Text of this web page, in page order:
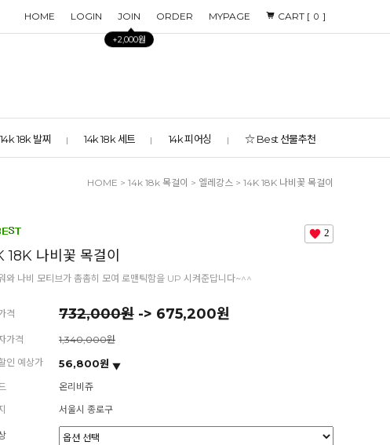
HOME LOGIN JOIN
+2,000원
ORDER MYPAGE CART [ 0 ]
14k 18k 발찌 14k 18k 세트 14k 피어싱 ☆ Best 선물추천
HOME > 14k 18k 목걸이 > 엘레강스 > 14K 18K 나비꽃 목걸이
2
18K 나비꽃 목걸이
와 나비 모티브가 촘촘히 모여 로맨틱함을 UP 시켜준답니다~^^
격 732,000원 -> 675,200원
가격
1,340,000원
인 예상가
56,800원
온리비쥬
서울시 종로구